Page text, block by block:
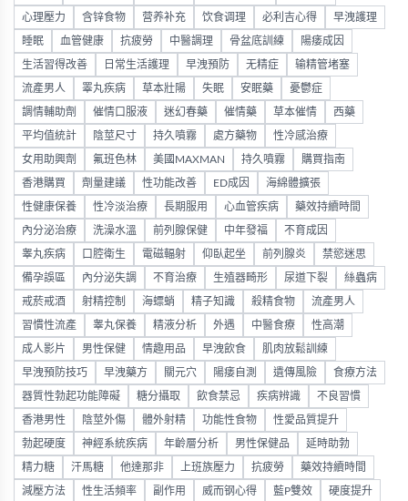
心理壓力 含锌食物 营养补充 饮食调理 必利吉心得 早洩護理
睡眠 血管健康 抗疲勞 中醫調理 骨盆底訓練 陽痿成因
生活習得改善 日常生活護理 早洩預防 无精症 输精管堵塞
流產男人 睪丸疾病 草本壯陽 失眠 安眠藥 憂鬱症
調情輔助劑 催情口服液 迷幻春藥 催情藥 草本催情 西藥
平均值統計 陰莖尺寸 持久噴霧 處方藥物 性冷感治療
女用助興劑 氟班色林 美國MAXMAN 持久噴霧 購買指南
香港購買 劑量建議 性功能改善 ED成因 海綿體擴張
性健康保養 性冷淡治療 長期服用 心血管疾病 藥效持續時間
內分泌治療 洗澡水溫 前列腺保健 中年發福 不育成因
睾丸疾病 口腔衛生 電磁輻射 仰臥起坐 前列腺炎 禁慾迷思
備孕誤區 內分泌失調 不育治療 生殖器畸形 尿道下裂 絲蟲病
戒菸戒酒 射精控制 海螵蛸 精子知識 殺精食物 流產男人
習慣性流產 睾丸保養 精液分析 外遇 中醫食療 性高潮
成人影片 男性保健 情趣用品 早洩飲食 肌肉放鬆訓練
早洩預防技巧 早洩藥方 關元穴 陽痿自測 遺傳風險 食療方法
器質性勃起功能障礙 糖分攝取 飲食禁忌 疾病辨識 不良習慣
香港男性 陰莖外傷 體外射精 功能性食物 性愛品質提升
勃起硬度 神經系統疾病 年齡層分析 男性保健品 延時助勃
精力糖 汗馬糖 他達那非 上班族壓力 抗疲勞 藥效持續時間
減壓方法 性生活頻率 副作用 威而钢心得 藍P雙效 硬度提升